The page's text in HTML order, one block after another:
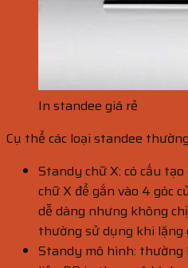
In standee giá rẻ
Cụ thể các loại standee
Standy chữ X: có cấu
chữ X để gắn vào 4 góc
dễ dàng nhưng không
thường sử dụng khi lặng
Standy mô hình: thường